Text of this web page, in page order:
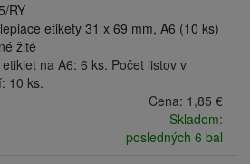
RY
etikety 31 x 69 mm, A6 (10 ks)
žlté
na A6: 6 ks. Počet listov v
10 ks.
Cena: 1,85 €
Skladom:
posledných 6 bal